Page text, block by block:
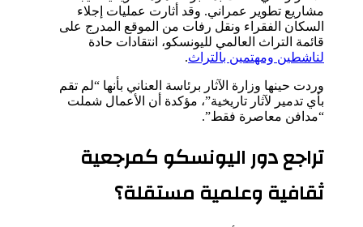
مشاريع تطوير عمراني. وقد أثارت عمليات إجلاء
السكان الفقراء ونقل رفات من الموقع المدرج على
قائمة التراث العالمي لليونسكو، انتقادات حادة
لناشطين ومهتمين بالتراث.
وردت حينها وزارة الآثار برئاسة العناني بأنها “لم تقم
بأي تدمير لآثار تاريخية”، مؤكدة أن الأعمال شملت
“مدافن معاصرة فقط”.
تراجع دور اليونسكو كمرجعية
ثقافية وعلمية مستقلة؟